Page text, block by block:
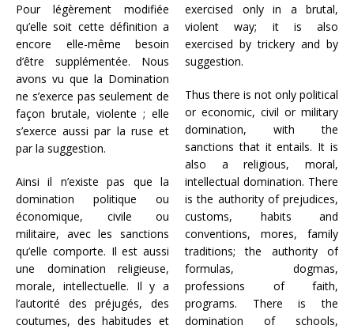
Pour légèrement modifiée
qu’elle soit cette définition a
encore elle-même besoin
d’être supplémentée. Nous
avons vu que la Domination
ne s’exerce pas seulement de
façon brutale, violente ; elle
s’exerce aussi par la ruse et
par la suggestion.
Ainsi il n’existe pas que la
domination politique ou
économique, civile ou
militaire, avec les sanctions
qu’elle comporte. Il est aussi
une domination religieuse,
morale, intellectuelle. Il y a
l’autorité des préjugés, des
coutumes, des habitudes et
exercised only in a brutal,
violent way; it is also
exercised by trickery and by
suggestion.
Thus there is not only political
or economic, civil or military
domination, with the
sanctions that it entails. It is
also a religious, moral,
intellectual domination. There
is the authority of prejudices,
customs, habits and
conventions, mores, family
traditions; the authority of
formulas, dogmas,
professions of faith,
programs. There is the
domination of schools,